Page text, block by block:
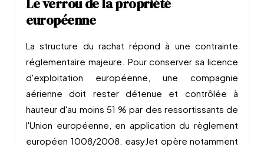
Le verrou de la propriété
européenne
La structure du rachat répond à une contrainte
réglementaire majeure. Pour conserver sa licence
d'exploitation européenne, une compagnie
aérienne doit rester détenue et contrôlée à
hauteur d'au moins 51 % par des ressortissants de
l'Union européenne, en application du règlement
européen 1008/2008. easyJet opère notamment